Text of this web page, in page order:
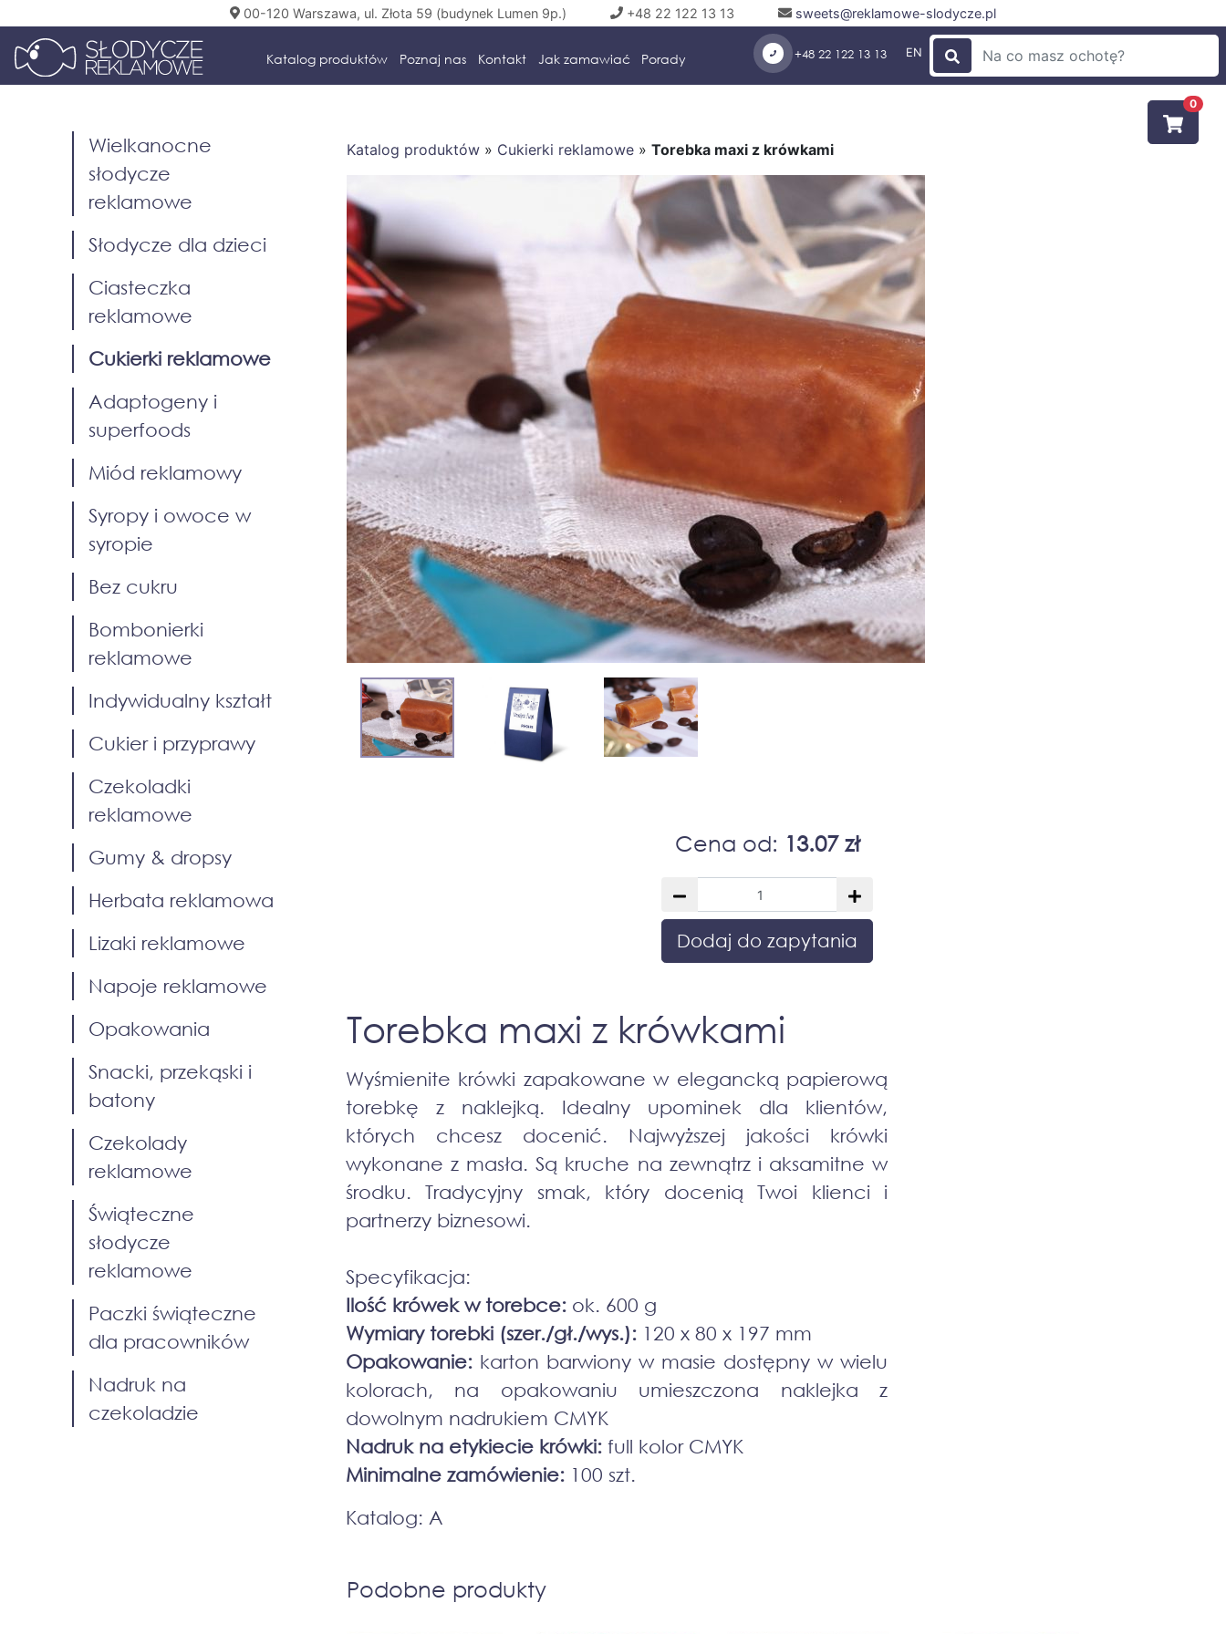
00-120 Warszawa, ul. Złota 59 (budynek Lumen 9p.) +48 22 122 13 13 sweets@reklamowe-slodycze.pl
Katalog produktów Poznaj nas Kontakt Jak zamawiać Porady +48 22 122 13 13 EN
Wielkanocne
słodycze
reklamowe
Słodycze dla dzieci
Ciasteczka
reklamowe
Cukierki reklamowe
Adaptogeny i
superfoods
Miód reklamowy
Syropy i owoce w
syropie
Bez cukru
Bombonierki
reklamowe
Indywidualny kształt
Cukier i przyprawy
Czekoladki
reklamowe
Gumy & dropsy
Herbata reklamowa
Lizaki reklamowe
Napoje reklamowe
Opakowania
Snacki, przekąski i
batony
Czekolady
reklamowe
Świąteczne
słodycze
reklamowe
Paczki świąteczne
dla pracowników
Nadruk na
czekoladzie
Katalog produktów » Cukierki reklamowe » Torebka maxi z krówkami
Cena od: 13.07 zł
Dodaj do zapytania
Torebka maxi z krówkami
Wyśmienite krówki zapakowane w elegancką papierową
torebkę z naklejką. Idealny upominek dla klientów,
których chcesz docenić. Najwyższej jakości krówki
wykonane z masła. Są kruche na zewnątrz i aksamitne w
środku. Tradycyjny smak, który docenią Twoi klienci i
partnerzy biznesowi.
Specyfikacja:
Ilość krówek w torebce: ok. 600 g
Wymiary torebki (szer./gł./wys.): 120 x 80 x 197 mm
Opakowanie: karton barwiony w masie dostępny w wielu
kolorach, na opakowaniu umieszczona naklejka z
dowolnym nadrukiem CMYK
Nadruk na etykiecie krówki: full kolor CMYK
Minimalne zamówienie: 100 szt.
Katalog: A
Podobne produkty
0